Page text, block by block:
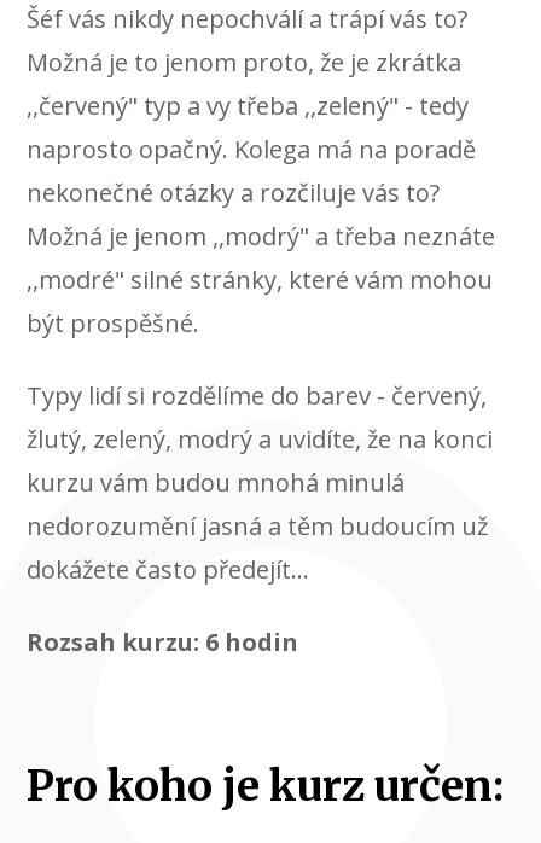
Šéf vás nikdy nepochválí a trápí vás to?
Možná je to jenom proto, že je zkrátka
,,červený" typ a vy třeba ,,zelený" - tedy
naprosto opačný. Kolega má na poradě
nekonečné otázky a rozčiluje vás to?
Možná je jenom ,,modrý" a třeba neznáte
,,modré" silné stránky, které vám mohou
být prospěšné.
Typy lidí si rozdělíme do barev - červený,
žlutý, zelený, modrý a uvidíte, že na konci
kurzu vám budou mnohá minulá
nedorozumění jasná a těm budoucím už
dokážete často předejít...
Rozsah kurzu: 6 hodin
Pro koho je kurz určen: